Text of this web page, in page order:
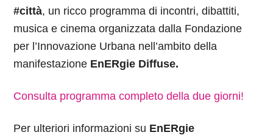
#città, un ricco programma di incontri, dibattiti,
musica e cinema organizzata dalla Fondazione
per l’Innovazione Urbana nell’ambito della
manifestazione EnERgie Diffuse.
Consulta programma completo della due giorni!
Per ulteriori informazioni su EnERgie